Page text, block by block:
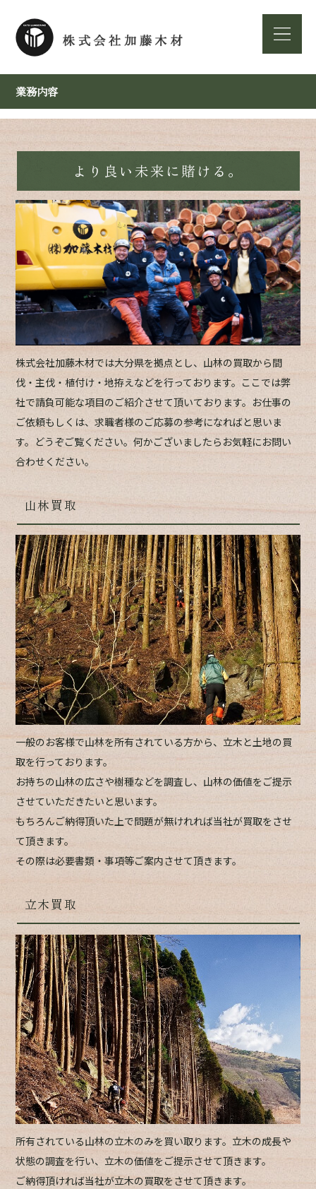
業務内容
より良い未来に賭ける。
株式会社加藤木材では大分県を拠点とし、山林の買取から間
伐・主伐・植付け・地拵えなどを行っております。ここでは弊
社で請負可能な項目のご紹介させて頂いております。お仕事の
ご依頼もしくは、求職者様のご応募の参考になればと思いま
す。どうぞご覧ください。何かございましたらお気軽にお問い
合わせください。
山林買取
一般のお客様で山林を所有されている方から、立木と土地の買
取を行っております。
お持ちの山林の広さや樹種などを調査し、山林の価値をご提示
させていただきたいと思います。
もちろんご納得頂いた上で問題が無けれれば当社が買取をさせ
て頂きます。
その際は必要書類・事項等ご案内させて頂きます。
立木買取
所有されている山林の立木のみを買い取ります。立木の成長や
状態の調査を行い、立木の価値をご提示させて頂きます。
ご納得頂ければ当社が立木の買取をさせて頂きます。